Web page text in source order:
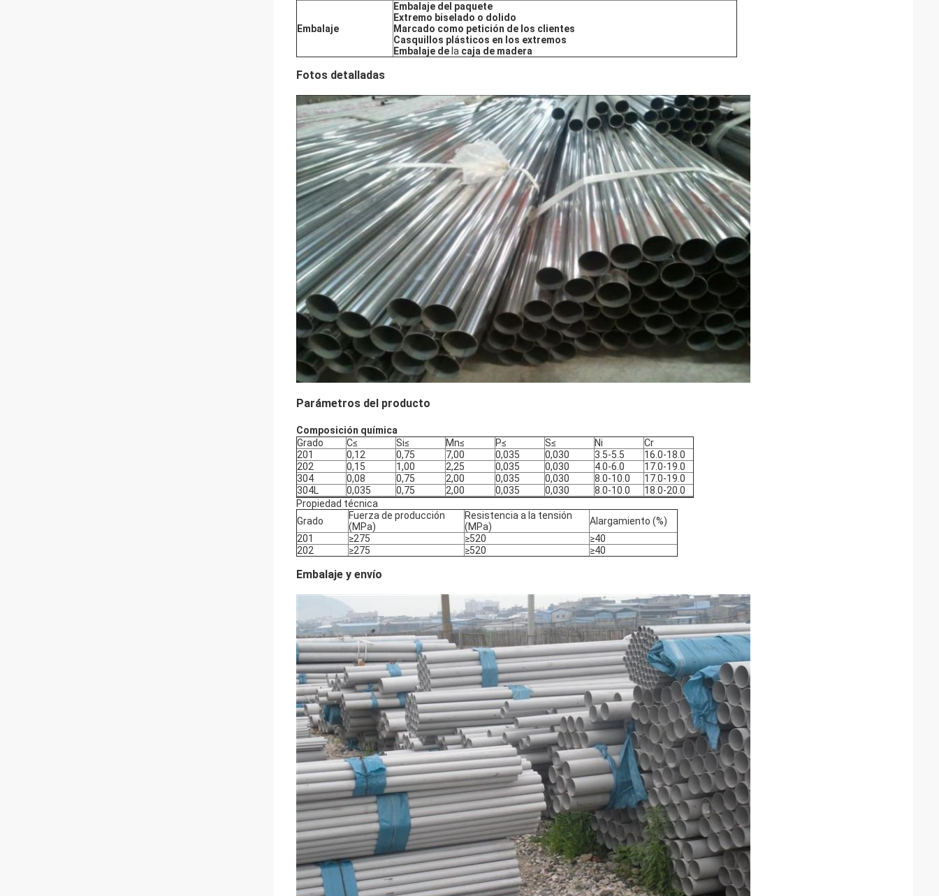
Embalaje
Embalaje del paquete
Extremo biselado o dolido
Marcado como petición de los clientes
Casquillos plásticos en los extremos
Embalaje de la caja de madera
Fotos detalladas
Parámetros del producto
Composición química
Grado
C≤ Si≤ Mn≤ P≤ S≤ Ni
Cr
201
0,12 0,75 7,00 0,035 0,030 3.5-5.5
16.0-18.0
202
0,15 1,00 2,25 0,035 0,030 4.0-6.0
17.0-19.0
304
0,08 0,75 2,00 0,035 0,030 8.0-10.0
17.0-19.0
304L
0,035 0,75 2,00 0,035 0,030 8.0-10.0
18.0-20.0
Propiedad técnica
Grado
Fuerza de producción
(MPa)
Resistencia a la tensión
(MPa)
Alargamiento (%)
201
≥275 ≥520
≥40
202
≥275 ≥520 ≥40
Embalaje y envío